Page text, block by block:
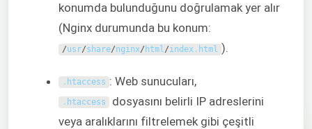
konumda bulunduğunu doğrulamak yer alır
(Nginx durumunda bu konum:
/usr/share/nginx/ html/index. html ).
. htaccess : Web sunucuları,
. htaccess dosyasını belirli IP adreslerini
veya aralıklarını filtrelemek gibi çeşitli